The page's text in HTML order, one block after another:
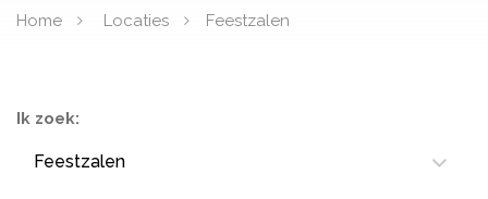
Home Locaties Feestzalen
Ik zoek:
Feestzalen